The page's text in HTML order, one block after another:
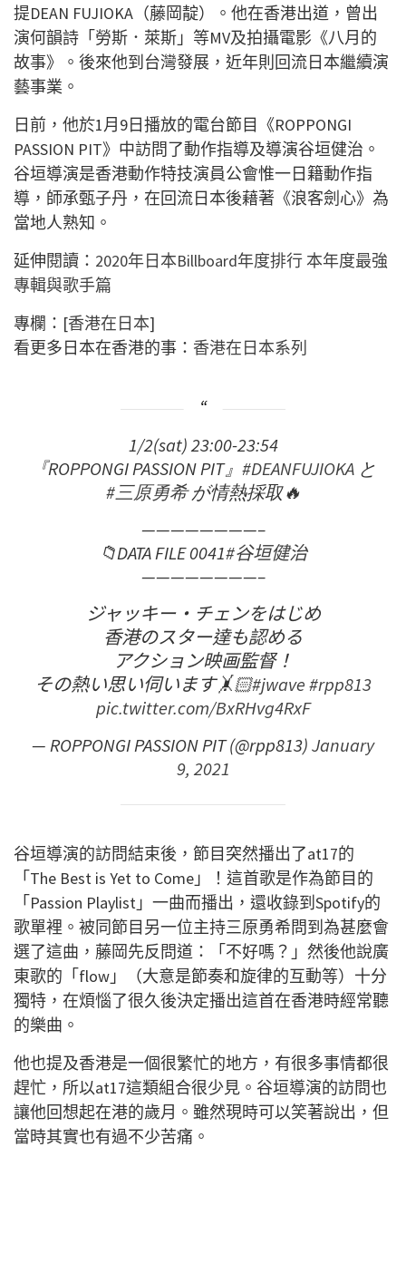
提DEAN FUJIOKA（藤岡靛）。他在香港出道，曾出
演何韻詩「勞斯．萊斯」等MV及拍攝電影《八月的
故事》。後來他到台灣發展，近年則回流日本繼續演
藝事業。
日前，他於1月9日播放的電台節目《ROPPONGI
PASSION PIT》中訪問了動作指導及導演谷垣健治。
谷垣導演是香港動作特技演員公會惟一日籍動作指
導，師承甄子丹，在回流日本後藉著《浪客劍心》為
當地人熟知。
延伸閱讀： 2020年日本Billboard年度排行 本年度最強
專輯與歌手篇
專欄：[香港在日本]
看更多日本在香港的事： 香港在日本系列
1/2(sat) 23:00-23:54
『ROPPONGI PASSION PIT』 #DEANFUJIOKAと
#三原勇希が情熱採取🔥
————————–
📁DATA FILE 0041#谷垣健治
————————–
ジャッキー・チェンをはじめ
香港のスター達も認める
アクション映画監督！
その熱い思い伺います🤸🏻#jwave#rpp813
pic.twitter.com/BxRHvg4RxF
— ROPPONGI PASSION PIT (@rpp813)January
9, 2021
谷垣導演的訪問結束後，節目突然播出了at17的
「The Best is Yet to Come」！這首歌是作為節目的
「Passion Playlist」一曲而播出，還收錄到Spotify的
歌單裡。被同節目另一位主持三原勇希問到為甚麼會
選了這曲，藤岡先反問道：「不好嗎？」然後他說廣
東歌的「flow」（大意是節奏和旋律的互動等）十分
獨特，在煩惱了很久後決定播出這首在香港時經常聽
的樂曲。
他也提及香港是一個很繁忙的地方，有很多事情都很
趕忙，所以at17這類組合很少見。谷垣導演的訪問也
讓他回想起在港的歲月。雖然現時可以笑著說出，但
當時其實也有過不少苦痛。